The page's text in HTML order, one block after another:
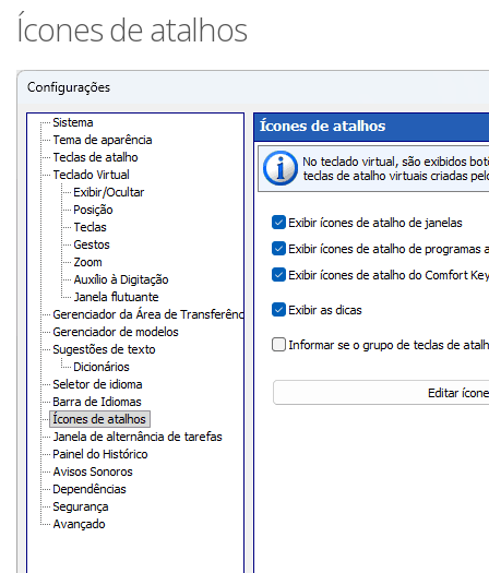
Ícones de atalhos